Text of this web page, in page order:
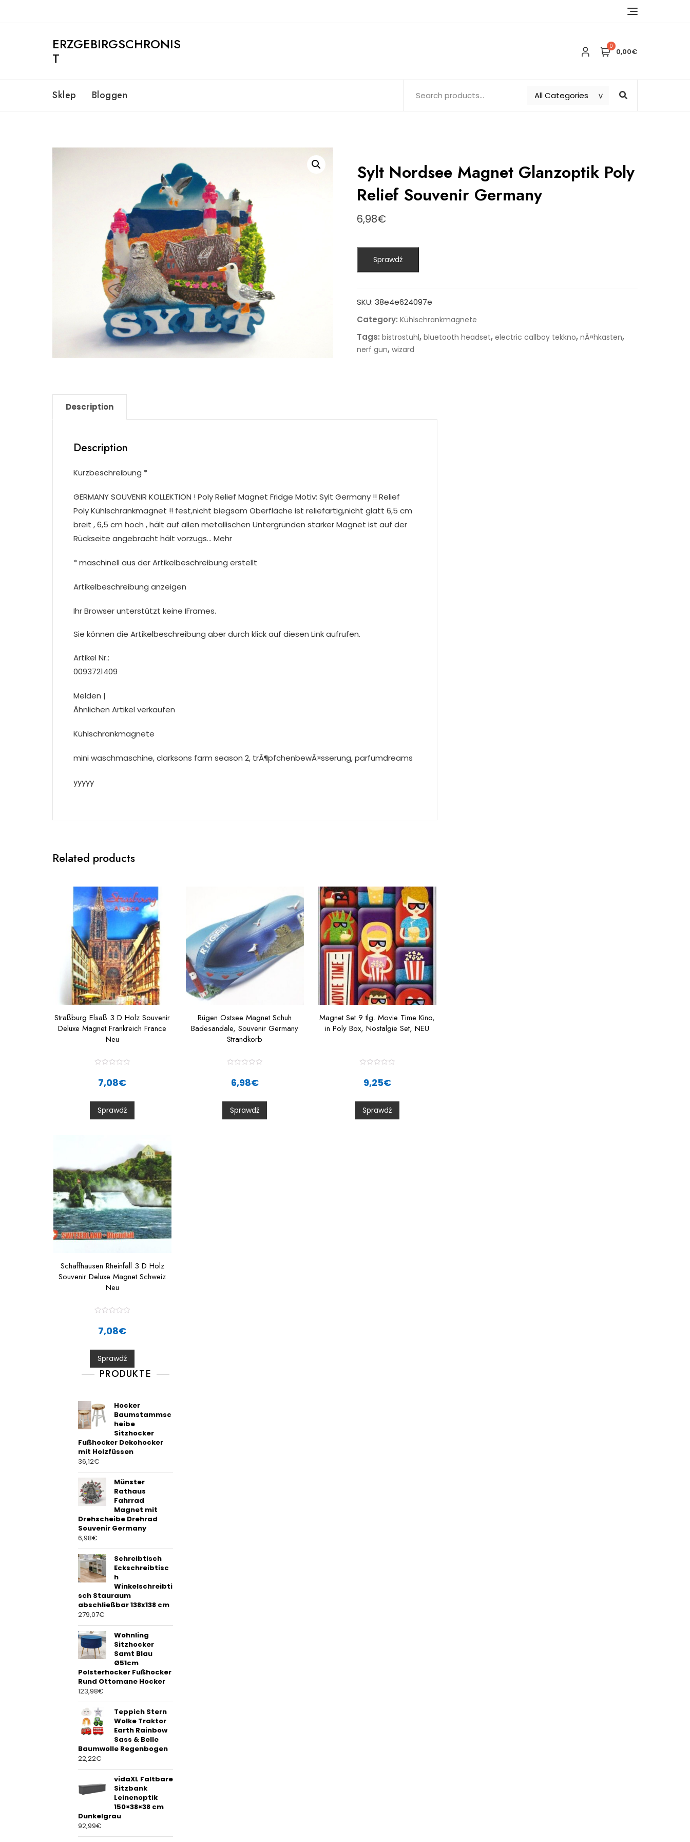
ERZGEBIRGSCHRONIS
T
0
0,00€
Sklep Bloggen
Sylt Nordsee Magnet Glanzoptik Poly
Relief Souvenir Germany
6,98€
Sprawdź
SKU: 38e4e624097e
Category: Kühlschrankmagnete
Tags: bistrostuhl, bluetooth headset, electric callboy tekkno, nÃ¤hkasten,
nerf gun, wizard
Description
Description
Kurzbeschreibung *
GERMANY SOUVENIR KOLLEKTION ! Poly Relief Magnet Fridge Motiv: Sylt Germany !! Relief
Poly Kühlschrankmagnet !! fest,nicht biegsam Oberfläche ist reliefartig,nicht glatt 6,5 cm
breit , 6,5 cm hoch , hält auf allen metallischen Untergründen starker Magnet ist auf der
Rückseite angebracht hält vorzugs… Mehr
* maschinell aus der Artikelbeschreibung erstellt
Artikelbeschreibung anzeigen
Ihr Browser unterstützt keine IFrames.
Sie können die Artikelbeschreibung aber durch klick auf diesen Link aufrufen.
Artikel Nr.:
0093721409
Melden |
Ähnlichen Artikel verkaufen
Kühlschrankmagnete
mini waschmaschine, clarksons farm season 2, trÃ¶pfchenbewÃ¤sserung, parfumdreams
yyyyy
Related products
Straßburg Elsaß 3 D Holz Souvenir
Deluxe Magnet Frankreich France
Neu
0
o
u
t
7,08€
Sprawdź
Rügen Ostsee Magnet Schuh
Badesandale, Souvenir Germany
Strandkorb
0
o
u
t
6,98€
Sprawdź
Magnet Set 9 tlg. Movie Time Kino,
in Poly Box, Nostalgie Set, NEU
0
o
u
t
9,25€
Sprawdź
Schaffhausen Rheinfall 3 D Holz
Souvenir Deluxe Magnet Schweiz
Neu
0
o
u
t
7,08€
Sprawdź
PRODUKTE
Hocker
Baumstammsc
heibe
Sitzhocker
Fußhocker Dekohocker
mit Holzfüssen
36,12€
Münster
Rathaus
Fahrrad
Magnet mit
Drehscheibe Drehrad
Souvenir Germany
6,98€
Schreibtisch
Eckschreibtisc
h
Winkelschreibti
sch Stauraum
abschließbar 138x138 cm
279,07€
Wohnling
Sitzhocker
Samt Blau
Ø51cm
Polsterhocker Fußhocker
Rund Ottomane Hocker
123,98€
Teppich Stern
Wolke Traktor
Earth Rainbow
Sass & Belle
Baumwolle Regenbogen
22,22€
vidaXL Faltbare
Sitzbank
Leinenoptik
150×38×38 cm
Dunkelgrau
92,99€